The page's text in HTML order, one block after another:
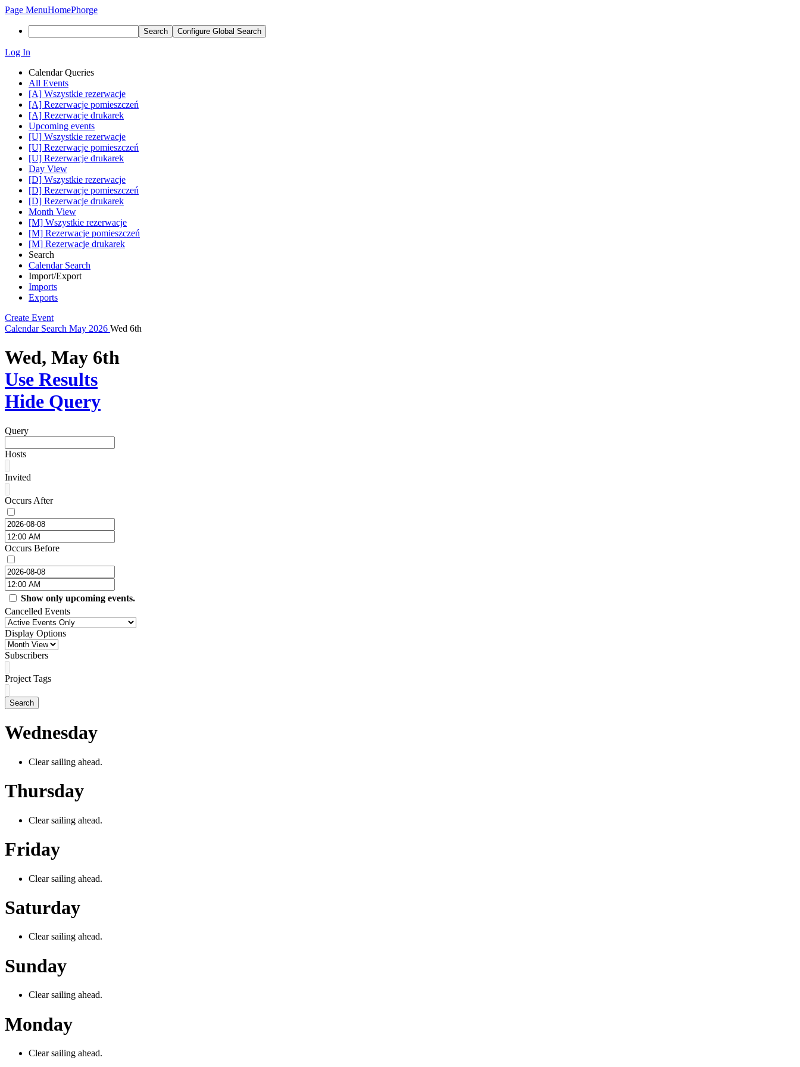
Page MenuHomePhorge
Search Configure Global Search
Log In
Calendar Queries
All Events
[A] Wszystkie rezerwacje
[A] Rezerwacje pomieszczeń
[A] Rezerwacje drukarek
Upcoming events
[U] Wszystkie rezerwacje
[U] Rezerwacje pomieszczeń
[U] Rezerwacje drukarek
Day View
[D] Wszystkie rezerwacje
[D] Rezerwacje pomieszczeń
[D] Rezerwacje drukarek
Month View
[M] Wszystkie rezerwacje
[M] Rezerwacje pomieszczeń
[M] Rezerwacje drukarek
Search
Calendar Search
Import/Export
Imports
Exports
Create Event
Calendar Search May 2026 Wed 6th
Wed, May 6th
Use Results
Hide Query
Query
Hosts
Invited
Occurs After
Occurs Before
Show only upcoming events.
Cancelled Events
Display Options
Subscribers
Project Tags
Search
Wednesday
Clear sailing ahead.
Thursday
Clear sailing ahead.
Friday
Clear sailing ahead.
Saturday
Clear sailing ahead.
Sunday
Clear sailing ahead.
Monday
Clear sailing ahead.